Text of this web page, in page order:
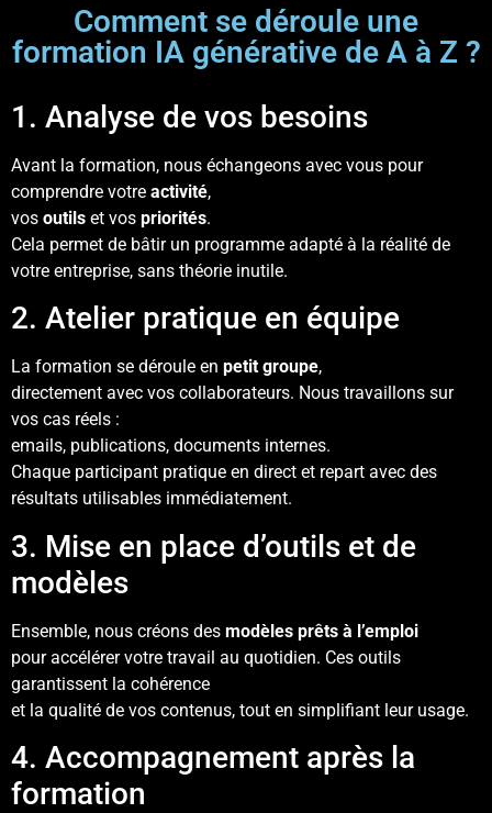
Comment se déroule une
formation IA générative de A à Z ?
1. Analyse de vos besoins
Avant la formation, nous échangeons avec vous pour
comprendre votre activité,
vos outils et vos priorités.
Cela permet de bâtir un programme adapté à la réalité de
votre entreprise, sans théorie inutile.
2. Atelier pratique en équipe
La formation se déroule en petit groupe,
directement avec vos collaborateurs. Nous travaillons sur
vos cas réels :
emails, publications, documents internes.
Chaque participant pratique en direct et repart avec des
résultats utilisables immédiatement.
3. Mise en place d’outils et de
modèles
Ensemble, nous créons des modèles prêts à l’emploi
pour accélérer votre travail au quotidien. Ces outils
garantissent la cohérence
et la qualité de vos contenus, tout en simplifiant leur usage.
4. Accompagnement après la
formation